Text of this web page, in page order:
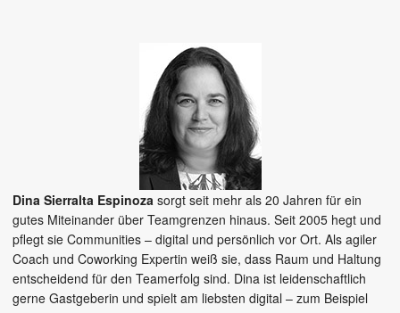
Dina Sierralta Espinoza sorgt seit mehr als 20 Jahren für ein
gutes Miteinander über Teamgrenzen hinaus. Seit 2005 hegt und
pflegt sie Communities – digital und persönlich vor Ort. Als agiler
Coach und Coworking Expertin weiß sie, dass Raum und Haltung
entscheidend für den Teamerfolg sind. Dina ist leidenschaftlich
gerne Gastgeberin und spielt am liebsten digital – zum Beispiel